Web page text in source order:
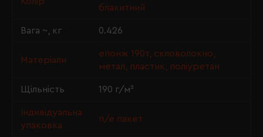
блакитний
Вага ~, кг 0.426
Матеріали
епонж 190т, скловолокно,
метал, пластик, поліуретан
Щільність 190 г/м²
Індивідуальна
упаковка
п/е пакет